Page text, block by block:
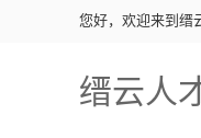
您好，欢迎来到缙
缙云人